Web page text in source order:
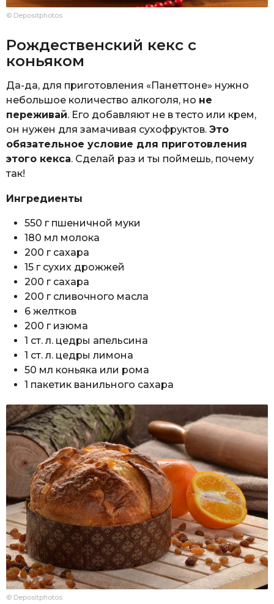
© Depositphotos
Рождественский кекс с
коньяком
Да-да, для приготовления «Панеттоне» нужно
небольшое количество алкоголя, но не
переживай. Его добавляют не в тесто или крем,
он нужен для замачивая сухофруктов. Это
обязательное условие для приготовления
этого кекса. Сделай раз и ты поймешь, почему
так!
Ингредиенты
550 г пшеничной муки
180 мл молока
200 г сахара
15 г сухих дрожжей
200 г сахара
200 г сливочного масла
6 желтков
200 г изюма
1 ст. л. цедры апельсина
1 ст. л. цедры лимона
50 мл коньяка или рома
1 пакетик ванильного сахара
© Depositphotos